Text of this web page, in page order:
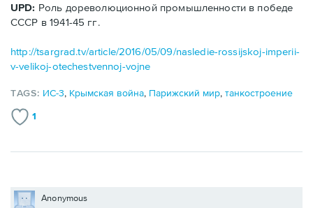
UPD: Роль дореволюционной промышленности в победе
СССР в 1941-45 гг.
http://tsargrad.tv/article/2016/05/09/nasledie-rossijskoj-imperii-
v-velikoj-otechestvennoj-vojne
TAGS: ИС-3, Крымская война, Парижский мир,танкостроение
1
Anonymous